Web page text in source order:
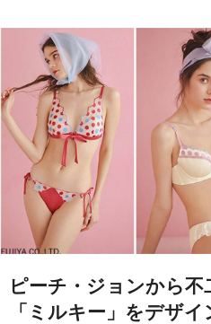
ピーチ・ジョンから不
「ミルキー」をデザ